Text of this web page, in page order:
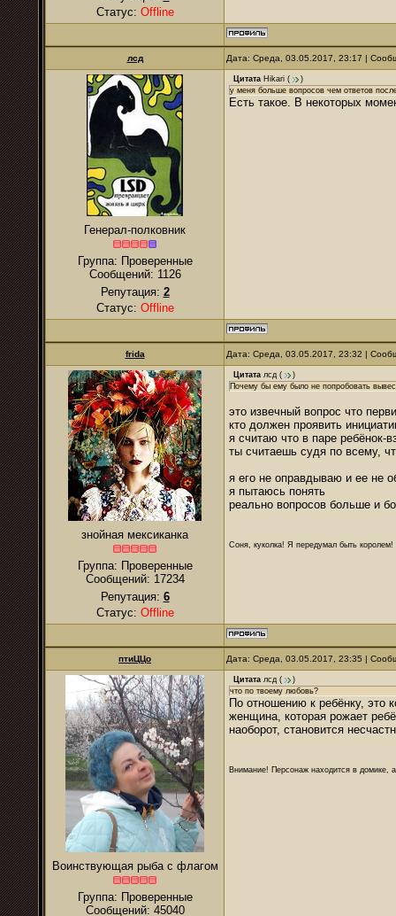
Статус: Offline
лсд Дата: Среда, 03.05.2017, 23:17 |
Генерал-полковник
Группа: Проверенные
Сообщений: 1126
Репутация: 2
Статус: Offline
Цитата Hikari (
)
у меня больше вопросов чем ответов
Есть такое. В некоторых
frida Дата: Среда, 03.05.2017, 23:32 |
знойная мексиканка
Группа: Проверенные
Сообщений: 17234
Репутация: 6
Статус: Offline
Цитата лсд (
)
Почему бы ему было не попробовать
это извечный вопрос что
кто должен проявить
я считаю что в паре ребёнок-
ты считаешь судя по всему,
я его не оправдываю и ее не
я пытаюсь понять
реально вопросов больше и
Соня, куколка! Я передумал быть
птиЦЦо Дата: Среда, 03.05.2017, 23:35 |
Воинствующая рыба с флагом
Группа: Проверенные
Сообщений: 45040
Цитата лсд (
)
что по твоему любовь?
По отношению к ребёнку, это
женщина, которая рожает
наоборот, становится
Внимание! Персонаж находится в домике,